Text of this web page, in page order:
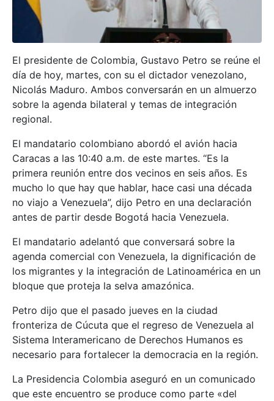
El presidente de Colombia, Gustavo Petro se reúne el
día de hoy, martes, con su el dictador venezolano,
Nicolás Maduro. Ambos conversarán en un almuerzo
sobre la agenda bilateral y temas de integración
regional.
El mandatario colombiano abordó el avión hacia
Caracas a las 10:40 a.m. de este martes. “Es la
primera reunión entre dos vecinos en seis años. Es
mucho lo que hay que hablar, hace casi una década
no viajo a Venezuela”, dijo Petro en una declaración
antes de partir desde Bogotá hacia Venezuela.
El mandatario adelantó que conversará sobre la
agenda comercial con Venezuela, la dignificación de
los migrantes y la integración de Latinoamérica en un
bloque que proteja la selva amazónica.
Petro dijo que el pasado jueves en la ciudad
fronteriza de Cúcuta que el regreso de Venezuela al
Sistema Interamericano de Derechos Humanos es
necesario para fortalecer la democracia en la región.
La Presidencia Colombia aseguró en un comunicado
que este encuentro se produce como parte «del